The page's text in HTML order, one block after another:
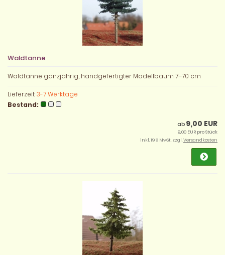
Waldtanne
Waldtanne ganzjährig, handgefertigter Modellbaum 7–70 cm
Lieferzeit:3-7 Werktage
Bestand:
ab 9,00 EUR
9,00 EUR pro Stück
inkl. 19 % MwSt. zzgl.Versandkosten